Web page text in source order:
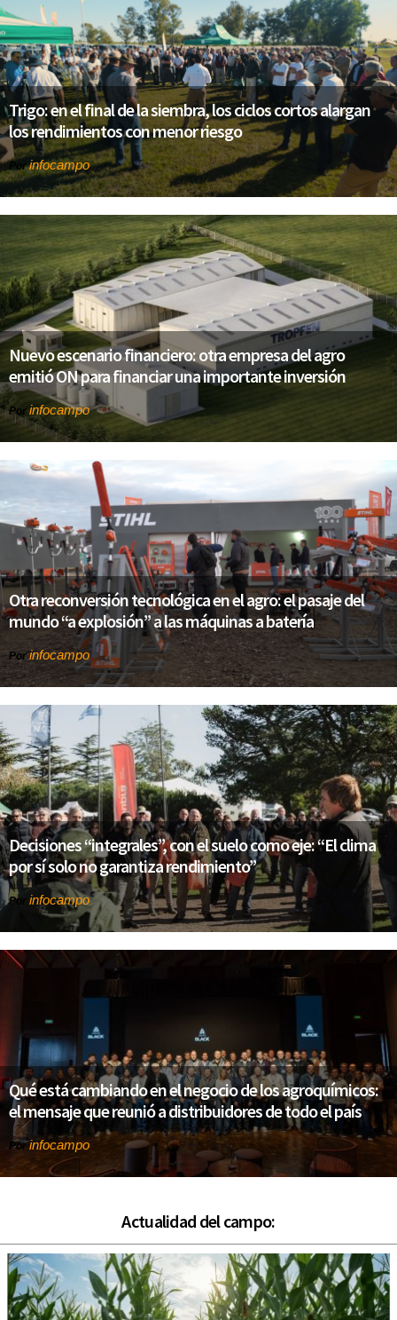
Trigo: en el final de la siembra, los ciclos cortos alargan
los rendimientos con menor riesgo
Porinfocampo
Nuevo escenario financiero: otra empresa del agro
emitió ON para financiar una importante inversión
Por infocampo
Otra reconversión tecnológica en el agro: el pasaje del
mundo “a explosión” a las máquinas a batería
Porinfocampo
Decisiones “integrales”, con el suelo como eje: “El clima
por sí solo no garantiza rendimiento”
Por infocampo
Qué está cambiando en el negocio de los agroquímicos:
el mensaje que reunió a distribuidores de todo el país
Porinfocampo
Actualidad del campo: